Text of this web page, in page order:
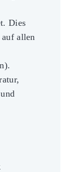
Dies
allen